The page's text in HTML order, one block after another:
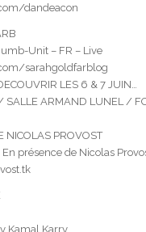
dandeacon
Unit – FR – Live
sarahgoldfarblog
LES 6 & 7 JUIN…
SALLE ARMAND LUNEL /
NICOLAS PROVOST
présence de Nicolas
Kamal Karry